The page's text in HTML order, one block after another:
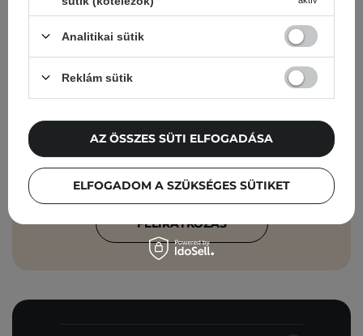
Bőrápolási ellenőrzőlisták, szakértői
tanácsok, szépségápolási újdonságok –
közvetlenül a postaládádba!
Elfogadom, hogy marketingüzeneteket
sp. z o.o. az Adatvédelmi Irányelveknek
FELIRATKOZÁS
Analitikai sütik
Reklám sütik
ELFOGADOM A SZÜKSÉGES SÜTIKET
AZ ÖSSZES SÜTI ELFOGADÁSA